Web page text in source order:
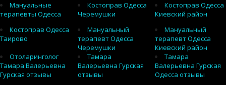
Мануальные
терапевты Одесса
Костоправ Одесса
Черемушки
Костоправ Одесса
Киевский район
Костоправ Одесса
Таирово
Мануальный
терапевт Одесса
Черемушки
Мануальный
терапевт Одесса
Киевский район
Отоларинголог
Тамара Валерьевна
Гурская отзывы
Тамара
Валерьевна Гурская
отзывы
Тамара
Валерьевна Гурская
Одесса отзывы